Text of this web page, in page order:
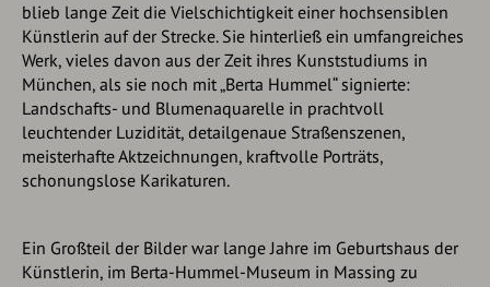
blieb lange Zeit die Vielschichtigkeit einer hochsensiblen
Künstlerin auf der Strecke. Sie hinterließ ein umfangreiches
Werk, vieles davon aus der Zeit ihres Kunststudiums in
München, als sie noch mit „Berta Hummel“ signierte:
Landschafts- und Blumenaquarelle in prachtvoll
leuchtender Luzidität, detailgenaue Straßenszenen,
meisterhafte Aktzeichnungen, kraftvolle Porträts,
schonungslose Karikaturen.
Ein Großteil der Bilder war lange Jahre im Geburtshaus der
Künstlerin, im Berta-Hummel-Museum in Massing zu